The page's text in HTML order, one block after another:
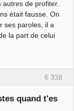
autres de profiter.
était fausse. On
ses paroles, il a
la part de celui
6 338
quand t'es